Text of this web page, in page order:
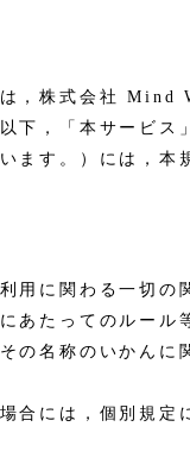
，株式会社 Mind
下，「本サービス
ます。）には，本
用に関わる一切の
あたってのルール
の名称のいかんに
合には，個別規